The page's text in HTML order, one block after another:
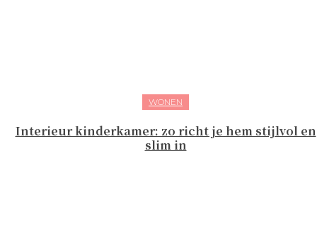
WONEN
Interieur kinderkamer: zo richt je hem stijlvol en
slim in